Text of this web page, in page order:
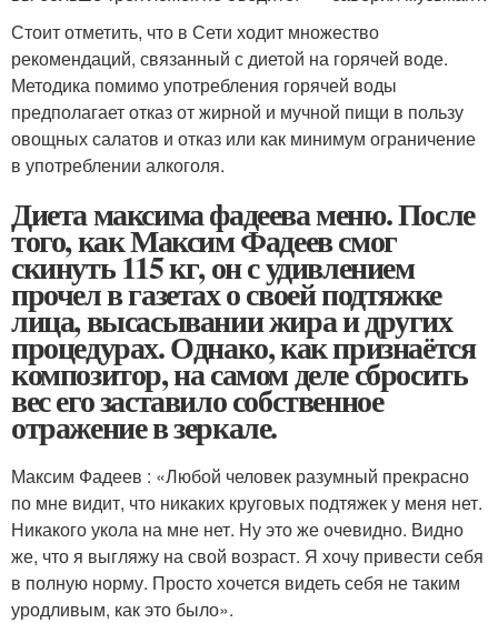
Стоит отметить, что в Сети ходит множество
рекомендаций, связанный с диетой на горячей воде.
Методика помимо употребления горячей воды
предполагает отказ от жирной и мучной пищи в пользу
овощных салатов и отказ или как минимум ограничение
в употреблении алкоголя.
Диета максима фадеева меню. После
того, как Максим Фадеев смог
скинуть 115 кг, он с удивлением
прочел в газетах о своей подтяжке
лица, высасывании жира и других
процедурах. Однако, как признаётся
композитор, на самом деле сбросить
вес его заставило собственное
отражение в зеркале.
Максим Фадеев : «Любой человек разумный прекрасно
по мне видит, что никаких круговых подтяжек у меня нет.
Никакого укола на мне нет. Ну это же очевидно. Видно
же, что я выгляжу на свой возраст. Я хочу привести себя
в полную норму. Просто хочется видеть себя не таким
уродливым, как это было».